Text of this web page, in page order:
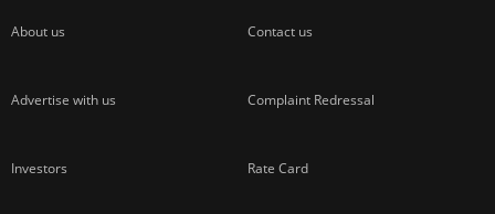
About us Contact us
Advertise with us Complaint Redressal
Investors Rate Card